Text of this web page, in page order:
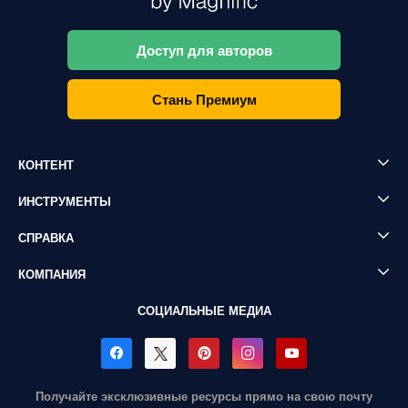
Доступ для авторов
Стань Премиум
КОНТЕНТ
ИНСТРУМЕНТЫ
СПРАВКА
КОМПАНИЯ
СОЦИАЛЬНЫЕ МЕДИА
Получайте эксклюзивные ресурсы прямо на свою почту